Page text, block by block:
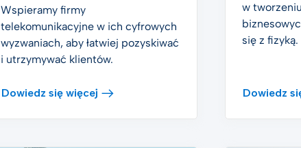
Zobacz wszystkie branże
Wspieramy firmy
telekomunikacyjne w ich cyfrowych
wyzwaniach, aby łatwiej pozyskiwać
i utrzymywać klientów.
Dowiedz się więcej
w
się z fizyką.
Dowiedz